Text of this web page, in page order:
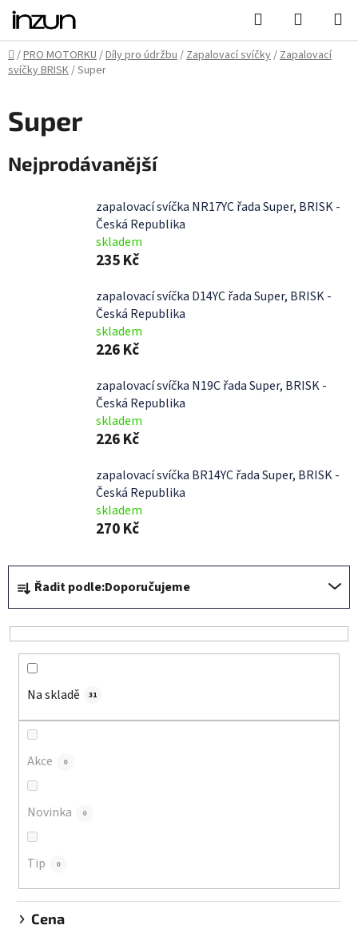
Přejít
obsah
Hledat
KOŠÍK
Domů
/PRO MOTORKU/Díly pro údržbu/Zapalovací svíčky/Zapalovací
svíčky BRISK/Super
Super
Nejprodávanější
zapalovací svíčka NR17YC řada Super, BRISK -
Česká Republika
skladem
235 Kč
zapalovací svíčka D14YC řada Super, BRISK -
Česká Republika
skladem
226 Kč
zapalovací svíčka N19C řada Super, BRISK -
Česká Republika
skladem
226 Kč
zapalovací svíčka BR14YC řada Super, BRISK -
Česká Republika
skladem
270 Kč
Ř
a
z
e
Řadit podle:Doporučujeme
Na skladě 31
Akce 0
Novinka 0
Tip 0
Cena